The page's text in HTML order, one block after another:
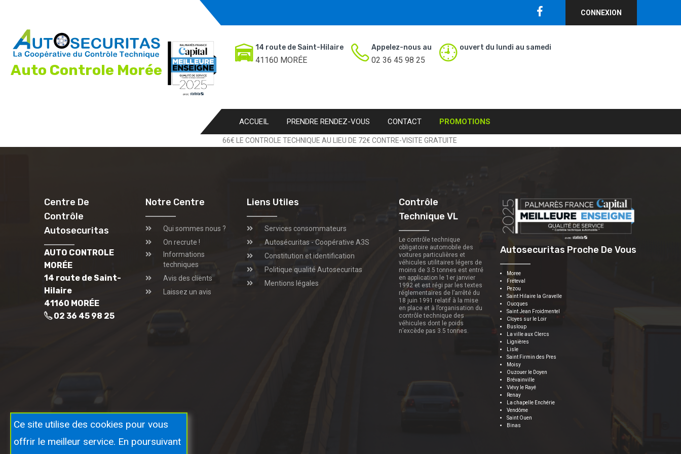
CONNEXION
Auto Controle Morée
14 route de Saint-Hilaire
41160 MORÉE
Appelez-nous au
02 36 45 98 25
ouvert du lundi au samedi
ACCUEIL PRENDRE RENDEZ-VOUS CONTACT PROMOTIONS
66€ LE CONTROLE TECHNIQUE AU LIEU DE 72€ CONTRE-VISITE GRATUITE
Centre De
Contrôle
Autosecuritas
AUTO CONTROLE
MORÉE
14 route de Saint-
Hilaire
41160 MORÉE
02 36 45 98 25
Notre Centre
Qui sommes nous ?
On recrute !
Informations
techniques
Avis des clients
Laissez un avis
Liens Utiles
Services consommateurs
Autosécuritas - Coopérative A3S
Constitution et identification
Politique qualité Autosecuritas
Mentions légales
Contrôle
Technique VL
Le contrôle technique
obligatoire automobile des
voitures particulières et
véhicules utilitaires légers de
moins de 3.5 tonnes est entré
en application le 1er janvier
1992 et est régi par les textes
réglementaires de l’arrêté du
18 juin 1991 relatif à la mise
en place et à l’organisation du
contrôle technique des
véhicules dont le poids
n’excède pas 3.5 tonnes.
Autosecuritas Proche De Vous
Moree
Fréteval
Pezou
Saint Hilaire la Gravelle
Oucques
Saint Jean Froidmentel
Cloyes sur le Loir
Busloup
La ville aux Clercs
Lignières
Lisle
Saint Firmin des Pres
Moisy
Ouzouer le Doyen
Brévainville
Viévy le Rayé
Renay
La chapelle Enchérie
Vendôme
Saint Ouen
Binas
Ce site utilise des cookies pour vous
offrir le meilleur service. En poursuivant